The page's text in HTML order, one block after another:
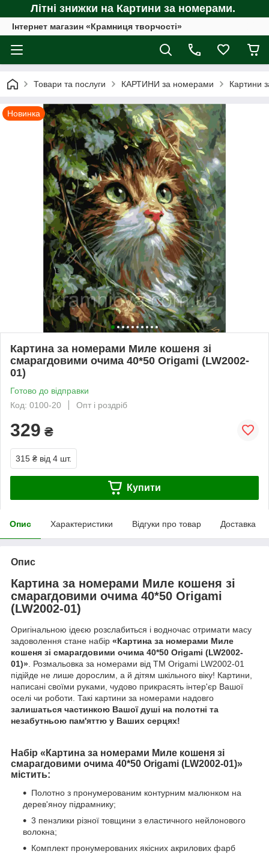
Літні знижки на Картини за номерами.
Інтернет магазин «Крамниця творчості»
Товари та послуги КАРТИНИ за номерами Картини
Новинка
Картина за номерами Миле кошеня зі
смарагдовими очима 40*50 Origami (LW2002-
01)
Готово до відправки
Код: 0100-20
Опт і роздріб
329 ₴
315 ₴ від 4 шт.
Купити
Опис Характеристики Відгуки про товар Доставка
Опис
Картина за номерами Миле кошеня зі
смарагдовими очима 40*50 Origami
(LW2002-01)
Оригінальною ідеєю розслабиться і водночас отримати масу
задоволення стане набір «Картина за номерами Миле
кошеня зі смарагдовими очима 40*50 Origami (LW2002-
01)». Розмальовка за номерами від ТМ Origami LW2002-01
підійде не лише дорослим, а й дітям шкільного віку! Картини,
написані своїми руками, чудово прикрасять інтер'єр Вашої
оселі чи роботи. Такі картини за номерами надовго
залишаться частинкою Вашої душі на полотні та
незабутньою пам'яттю у Ваших серцях!
Набір «Картина за номерами Миле кошеня зі
смарагдовими очима 40*50 Origami (LW2002-01)»
містить:
Полотно з пронумерованим контурним малюнком на
дерев'яноу підрамнику;
3 пензлики різної товщини з еластичного нейлонового
волокна;
Комплект пронумерованих якісних акрилових фарб